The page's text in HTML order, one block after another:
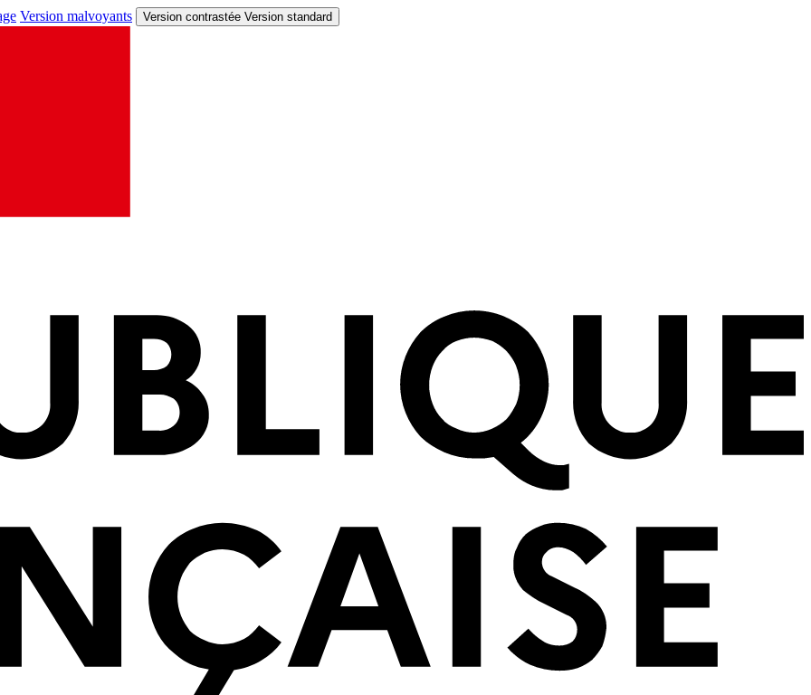
Version malvoyants Version contrastée Version standard